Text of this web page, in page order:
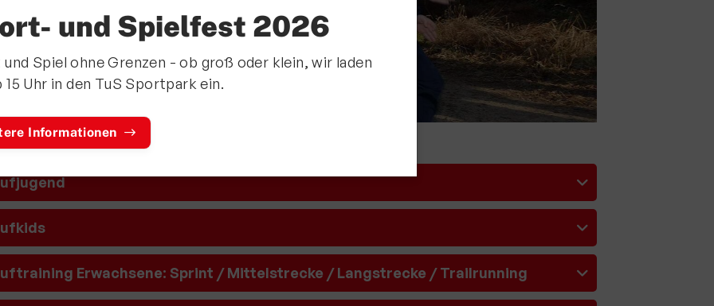
Erwachsene: Sprint / Mittelstrecke / Langstrecke / Trailrunning
Mitglieder-Service
Vereinsapp
64347 Griesheim
und Spielfest 2026
Spiel ohne Grenzen - ob groß oder klein, wir laden
15 Uhr in den TuS Sportpark ein.
Informationen